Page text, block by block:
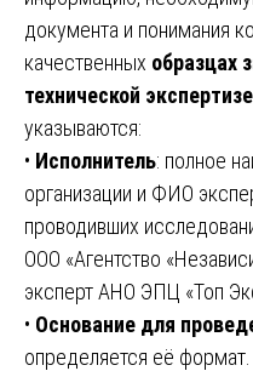
документа и понимания
качественных образцах
технической экспертизе
указываются:
• Исполнитель: полное
организации и ФИО
проводивших
ООО «Агентство
эксперт АНО ЭПЦ «Топ
• Основание для
определяется её